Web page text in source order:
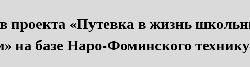
проекта «Путевка в жизнь
на базе Наро-Фоминского